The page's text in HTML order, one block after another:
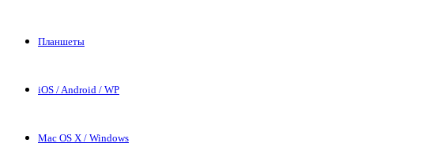
Планшеты
iOS / Android / WP
Mac OS X / Windows